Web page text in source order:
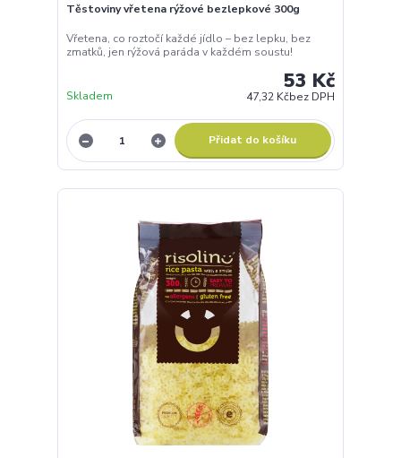
Těstoviny vřetena rýžové bezlepkové 300g
Vřetena, co roztočí každé jídlo – bez lepku, bez
zmatků, jen rýžová paráda v každém soustu!
53 Kč
47,32 Kčbez DPH
Skladem
Přidat do košíku